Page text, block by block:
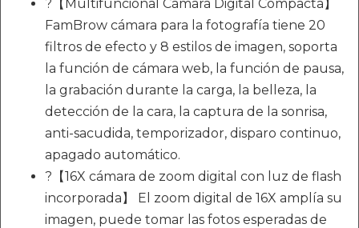
?【Multifuncional Cámara Digital Compacta】
FamBrow cámara para la fotografía tiene 20
filtros de efecto y 8 estilos de imagen, soporta
la función de cámara web, la función de pausa,
la grabación durante la carga, la belleza, la
detección de la cara, la captura de la sonrisa,
anti-sacudida, temporizador, disparo continuo,
apagado automático.
?【16X cámara de zoom digital con luz de flash
incorporada】 El zoom digital de 16X amplía su
imagen, puede tomar las fotos esperadas de